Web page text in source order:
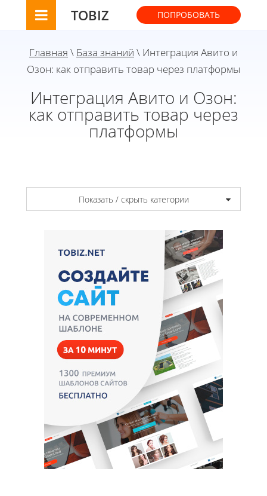
TOBIZ ПОПРОБОВАТЬ
Главная \ База знаний \ Интеграция Авито и
Озон: как отправить товар через платформы
Интеграция Авито и Озон:
как отправить товар через
платформы
Показать / скрыть категории